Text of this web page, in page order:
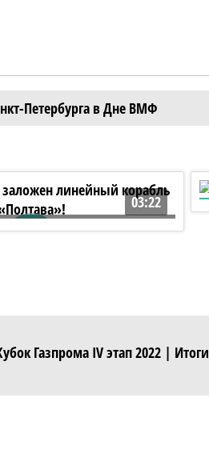
Петербурга в Дне ВМФ
03:22
заложен линейный
Газпрома IV этап 2022 | Итоги